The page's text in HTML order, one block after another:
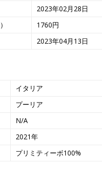
2023年02月28日
1760円
2023年04月13日
イタリア
プーリア
N/A
2021年
プリミティーボ100%